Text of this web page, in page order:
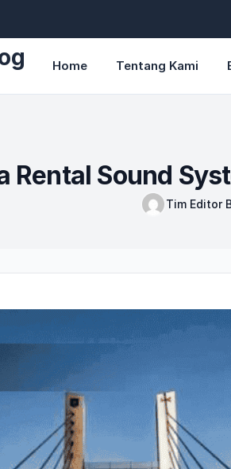
Home Tentang Kami
Rental Sound
Tim Editor